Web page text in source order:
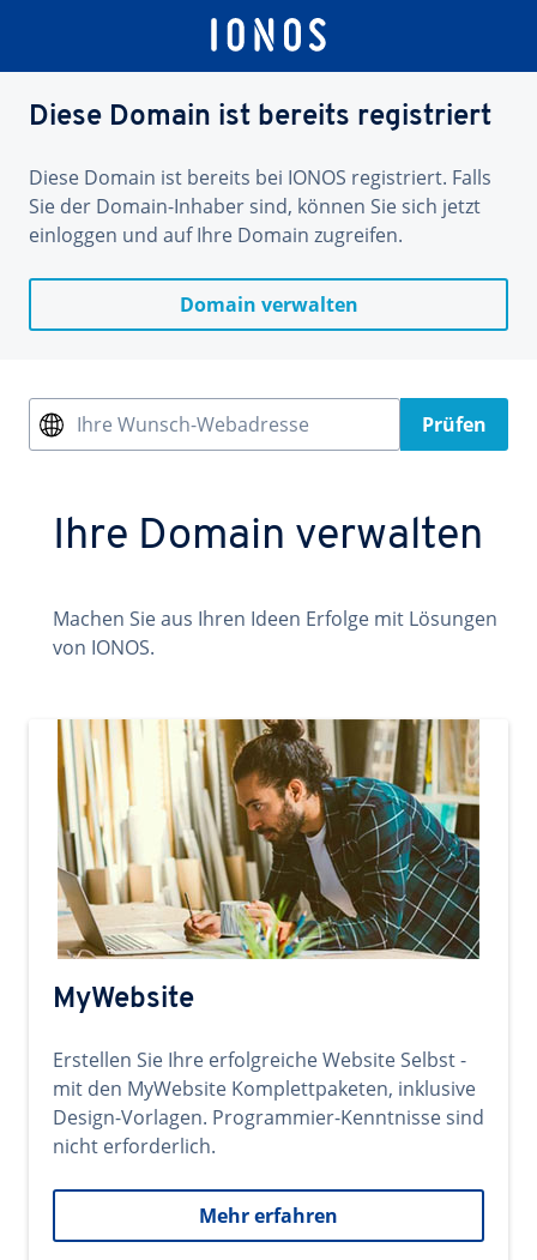
Diese Domain ist bereits registriert
Diese Domain ist bereits bei IONOS registriert. Falls
Sie der Domain-Inhaber sind, können Sie sich jetzt
einloggen und auf Ihre Domain zugreifen.
Domain verwalten
Ihre Wunsch-Webadresse Prüfen
Ihre Domain verwalten
Machen Sie aus Ihren Ideen Erfolge mit Lösungen
von IONOS.
MyWebsite
Erstellen Sie Ihre erfolgreiche Website Selbst -
mit den MyWebsite Komplettpaketen, inklusive
Design-Vorlagen. Programmier-Kenntnisse sind
nicht erforderlich.
Mehr erfahren